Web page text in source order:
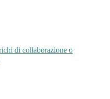
di collaborazione o